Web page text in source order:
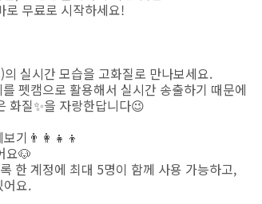
로 무료로 시작하세요!
실시간 모습을 고화질로 만나보세요.
펫캠으로 활용해서 실시간 송출하기 때문에
화질✨을 자랑한답니다😉
기👨‍👩‍👧‍👦
요🐶
한 계정에 최대 5명이 함께 사용 가능하고,
요.